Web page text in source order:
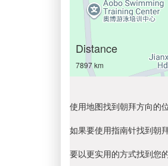
Distance
7897 km
使用地图找到朝拜方向的
如果要使用指南针找到朝
要以更实用的方式找到您